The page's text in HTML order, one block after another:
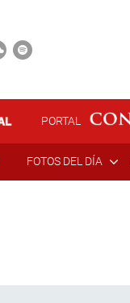
PORTAL
FOTOS DEL DÍA